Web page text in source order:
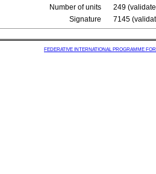
Number of units
249
Signature
7145
FEDERATIVE INTERNATIONAL PROGRAMME